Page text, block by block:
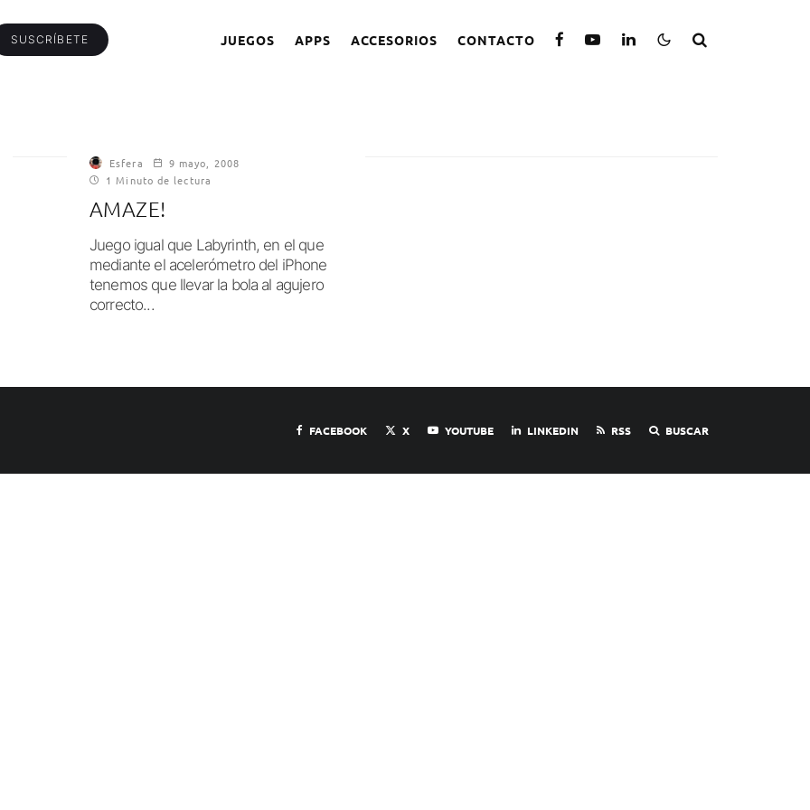
SUSCRÍBETE JUEGOS APPS ACCESORIOS CONTACTO
Esfera
9 mayo, 2008
1 Minuto de lectura
AMAZE!
Juego igual que Labyrinth, en el que
mediante el acelerómetro del iPhone
tenemos que llevar la bola al agujero
correcto...
FACEBOOK X YOUTUBE LINKEDIN RSS BUSCAR